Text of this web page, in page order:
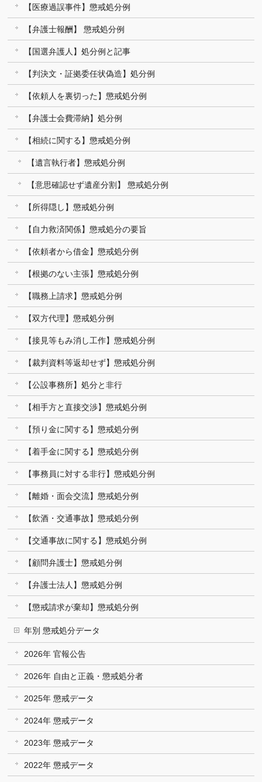
【医療過誤事件】懲戒処分例
【弁護士報酬】 懲戒処分例
【国選弁護人】処分例と記事
【判決文・証拠委任状偽造】処分例
【依頼人を裏切った】懲戒処分例
【弁護士会費滞納】処分例
【相続に関する】懲戒処分例
【遺言執行者】懲戒処分例
【意思確認せず遺産分割】 懲戒処分例
【所得隠し】懲戒処分例
【自力救済関係】懲戒処分の要旨
【依頼者から借金】懲戒処分例
【根拠のない主張】懲戒処分例
【職務上請求】懲戒処分例
【双方代理】懲戒処分例
【接見等もみ消し工作】懲戒処分例
【裁判資料等返却せず】懲戒処分例
【公設事務所】処分と非行
【相手方と直接交渉】懲戒処分例
【預り金に関する】懲戒処分例
【着手金に関する】懲戒処分例
【事務員に対する非行】懲戒処分例
【離婚・面会交流】懲戒処分例
【飲酒・交通事故】懲戒処分例
【交通事故に関する】懲戒処分例
【顧問弁護士】懲戒処分例
【弁護士法人】懲戒処分例
【懲戒請求が棄却】懲戒処分例
年別 懲戒処分データ
2026年 官報公告
2026年 自由と正義・懲戒処分者
2025年 懲戒データ
2024年 懲戒データ
2023年 懲戒データ
2022年 懲戒データ